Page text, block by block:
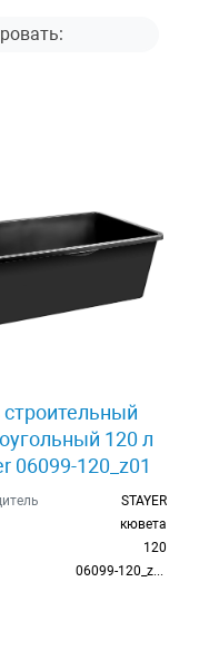
строительный
120 л
06099-120_z01
STAYER
кювета
120
06099-120_z01